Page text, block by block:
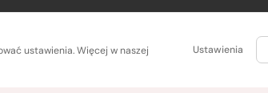
ustawienia. Więcej w naszej
Ustawienia